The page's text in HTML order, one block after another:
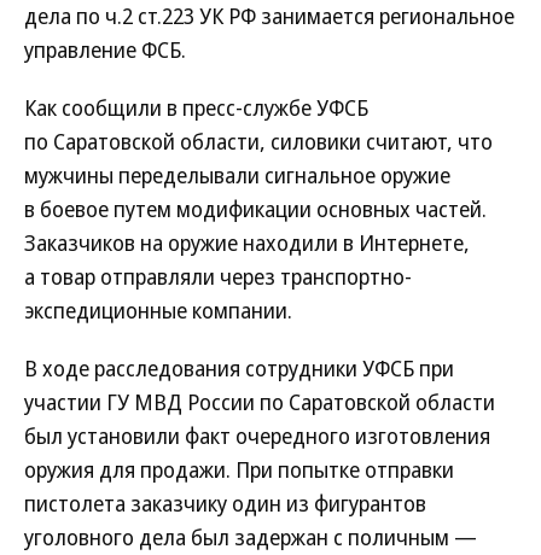
дела по ч.2 ст.223 УК РФ занимается региональное
управление ФСБ.
Как сообщили в пресс-службе УФСБ
по Саратовской области, силовики считают, что
мужчины переделывали сигнальное оружие
в боевое путем модификации основных частей.
Заказчиков на оружие находили в Интернете,
а товар отправляли через транспортно-
экспедиционные компании.
В ходе расследования сотрудники УФСБ при
участии ГУ МВД России по Саратовской области
был установили факт очередного изготовления
оружия для продажи. При попытке отправки
пистолета заказчику один из фигурантов
уголовного дела был задержан с поличным —